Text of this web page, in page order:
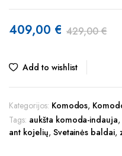
429,00€
price
was:
429,00 €.
409,00 €
price
is:
409,00 €.
Add to wishlist
Kategorijos: Komodos,
Tags: aukšta komoda-indauja,
ant kojelių, Svetainės baldai,